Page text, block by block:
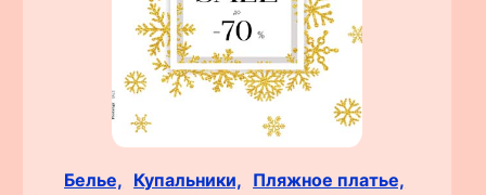
Белье, Купальники, Пляжное платье,